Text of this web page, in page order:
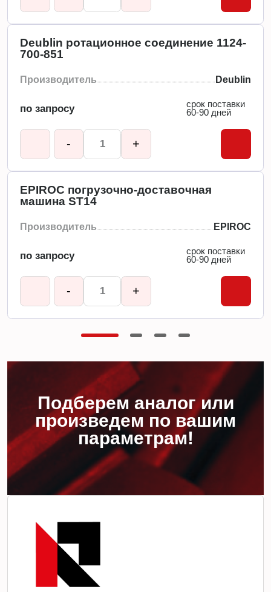
Deublin ротационное соединение 1124-
700-851
Производитель Deublin
по запросу
срок поставки
60-90 дней
- +
EPIROC погрузочно-доставочная
машина ST14
Производитель EPIROC
по запросу
срок поставки
60-90 дней
- +
Подберем аналог или
произведем по вашим
параметрам!